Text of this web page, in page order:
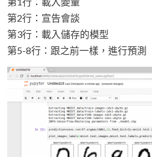
第2行：宣告會談
第3行：載入儲存的模型
第5-8行：跟之前一樣，進行預測